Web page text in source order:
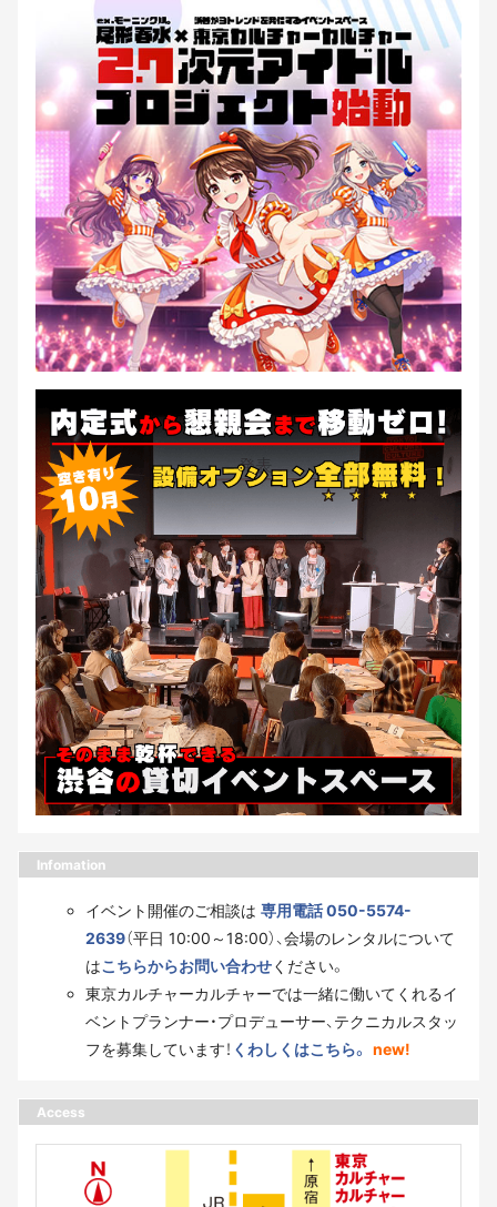
Infomation
イベント開催のご相談は 専用電話 050-5574-
2639（平日 10:00～18:00）、会場のレンタルについて
はこちらからお問い合わせください。
東京カルチャーカルチャーでは一緒に働いてくれるイ
ベントプランナー・プロデューサー、テクニカルスタッ
フを募集しています！ くわしくはこちら。 new!
Access